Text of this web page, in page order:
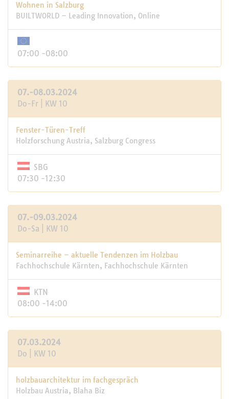
Wohnen in Salzburg
BUILTWORLD – Leading Innovation, Online
07:00 -08:00
07.-08.03.2024
Do-Fr | KW 10
Fenster-Türen-Treff
Holzforschung Austria, Salzburg Congress
SBG
07:30 -12:30
07.-09.03.2024
Do-Sa | KW 10
Seminarreihe – aktuelle Tendenzen im Holzbau
Fachhochschule Kärnten, Fachhochschule Kärnten
KTN
08:00 -14:00
07.03.2024
Do | KW 10
holzbauarchitektur im fachgespräch
Holzbau Austria, Blaha Biz